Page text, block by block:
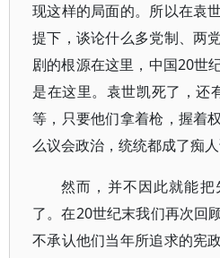
现这样的局面的。所以在袁
提下，谈论什么多党制、两
剧的根源在这里，中国20世
是在这里。袁世凯死了，
等，只要他们拿着枪，握着
么议会政治，统统都成了痴人
然而，并不因此就能
了。在20世纪末我们再次回
不承认他们当年所追求的宪